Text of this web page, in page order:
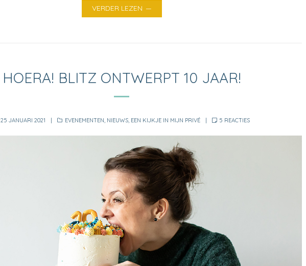
VERDER LEZEN
HOERA! BLITZ ONTWERPT 10 JAAR!
POSTED
25 JANUARI 2021 CATEGORIES
EVENEMENTEN NIEUWS EEN KIJKJE IN MIJN PRIVÉ 5 REACTIESOP